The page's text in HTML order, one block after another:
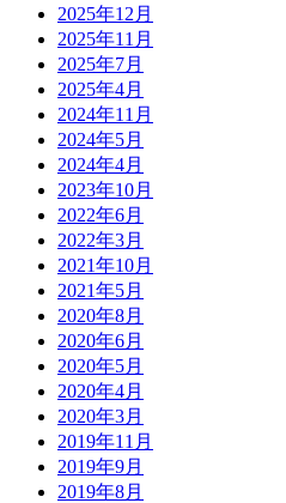
2025年12月
2025年11月
2025年7月
2025年4月
2024年11月
2024年5月
2024年4月
2023年10月
2022年6月
2022年3月
2021年10月
2021年5月
2020年8月
2020年6月
2020年5月
2020年4月
2020年3月
2019年11月
2019年9月
2019年8月